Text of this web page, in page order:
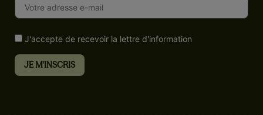
J'accepte de recevoir la lettre d'information